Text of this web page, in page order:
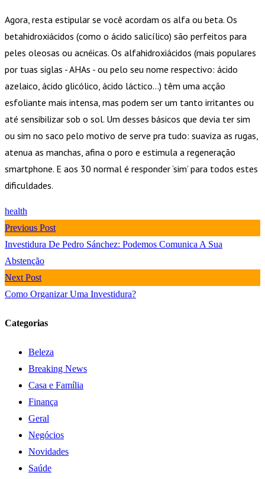
Agora, resta estipular se você acordam os alfa ou beta. Os
betahidroxiácidos (como o ácido salicílico) são perfeitos para
peles oleosas ou acnéicas. Os alfahidroxiácidos (mais populares
por tuas siglas - AHAs - ou pelo seu nome respectivo: ácido
azelaico, ácido glicólico, ácido láctico…) têm uma acção
esfoliante mais intensa, mas podem ser um tanto irritantes ou
até sensibilizar sob o sol. Um desses básicos que devia ter sim
ou sim no saco pelo motivo de serve pra tudo: suaviza as rugas,
atenua as manchas, afina o poro e estimula a regeneração
smartphone. E aos 30 normal é responder ‘sim’ para todos estes
dificuldades.
health
Previous Post
Investidura De Pedro Sánchez: Podemos Comunica A Sua
Abstenção
Next Post
Como Organizar Uma Investidura?
Categorias
Beleza
Breaking News
Casa e Família
Finança
Geral
Negócios
Novidades
Saúde